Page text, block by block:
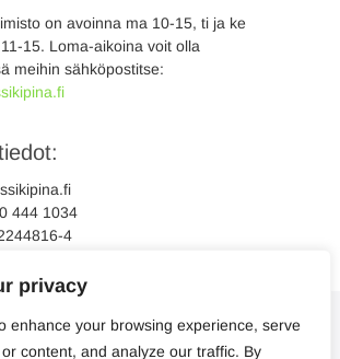
privacy
enhance your browsing experience, serve
content, and analyze our traffic. By
on avoinna ma 10-15, ti ja ke
15. Loma-aikoina voit olla
meihin sähköpostitse:
444 1034
4